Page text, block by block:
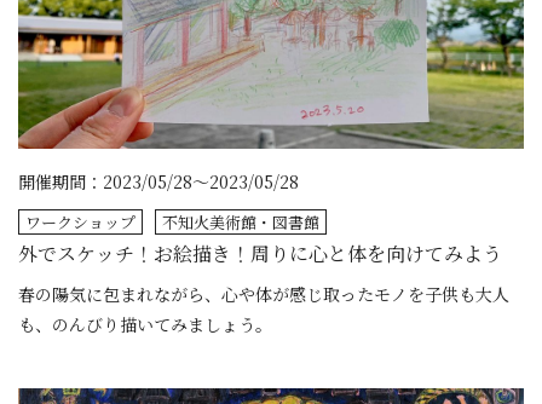
外でスケッチ！お絵描き！周りに心と体を向けてみよう
開催期間：2023/05/28～2023/05/28
春の陽気に包まれながら、心や体が感じ取ったモノを子供も大人
も、のんびり描いてみましょう。
ワークショップ 不知火美術館・図書館